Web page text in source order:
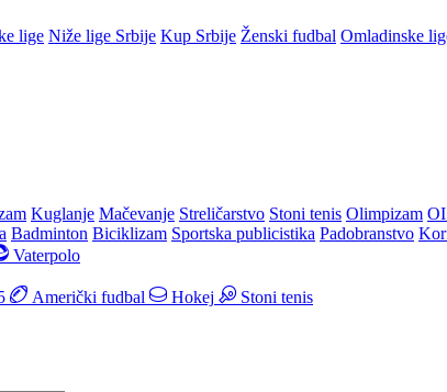
lige Niže lige Srbije Kup Srbije Ženski fudbal Omladinske
Kuglanje Mačevanje Streličarstvo Stoni tenis Olimpizam
Badminton Biciklizam Sportska publicistika Padobranstvo
Vaterpolo
Američki fudbal Hokej
Stoni tenis